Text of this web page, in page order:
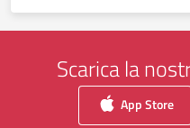
Scarica la
App Store